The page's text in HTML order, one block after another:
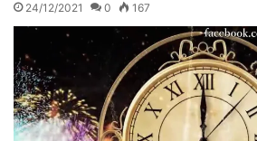
24/12/2021 0 167